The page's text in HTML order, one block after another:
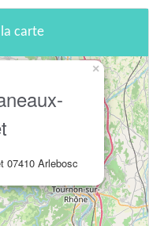
carte
07410 Arlebosc
×